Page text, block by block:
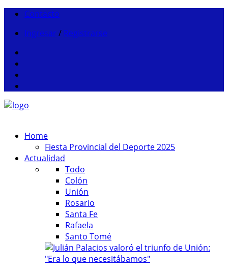
Contacto
Ingresar / Registrarse
Home
Fiesta Provincial del Deporte 2025
Actualidad
Todo
Colón
Unión
Rosario
Santa Fe
Rafaela
Santo Tomé